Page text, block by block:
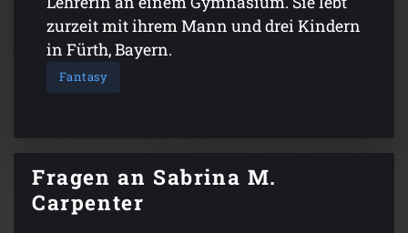
zurzeit mit ihrem Mann und drei Kindern
in Fürth, Bayern.
Fantasy
Fragen an Sabrina M.
Carpenter